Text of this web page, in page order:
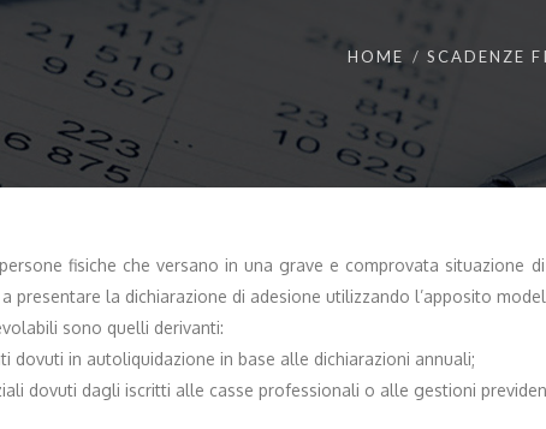
HOME SCADENZE
fisiche che versano in una grave e comprovata
presentare la dichiarazione di adesione utilizzando l’apposito
sono quelli derivanti:
dovuti in autoliquidazione in base alle dichiarazioni annuali;
dovuti dagli iscritti alle casse professionali o alle gestioni